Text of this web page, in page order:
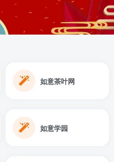
如意茶叶网
如意学园